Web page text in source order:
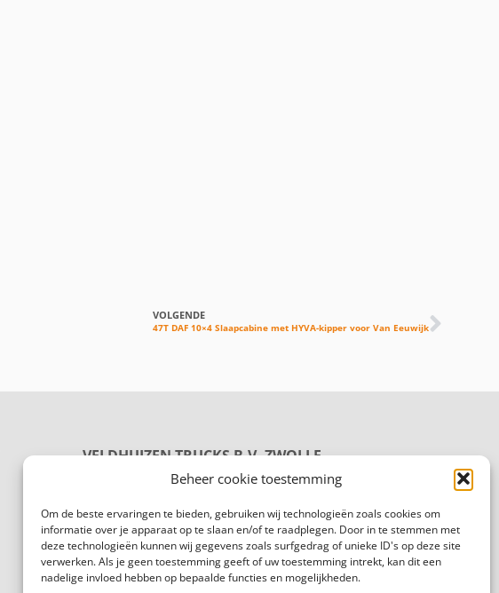
Beheer cookie toestemming
Om de beste ervaringen te bieden, gebruiken wij technologieën zoals cookies om
informatie over je apparaat op te slaan en/of te raadplegen. Door in te stemmen met
deze technologieën kunnen wij gegevens zoals surfgedrag of unieke ID's op deze site
verwerken. Als je geen toestemming geeft of uw toestemming intrekt, kan dit een
nadelige invloed hebben op bepaalde functies en mogelijkheden.
VOLGENDE
47T DAF 10×4 Slaapcabine met HYVA-kipper voor Van Eeuwijk
VELDHUIZEN TRUCKS B.V. ZWOLLE
8028 PL Zwolle
Algemeen:
088 625 96 00